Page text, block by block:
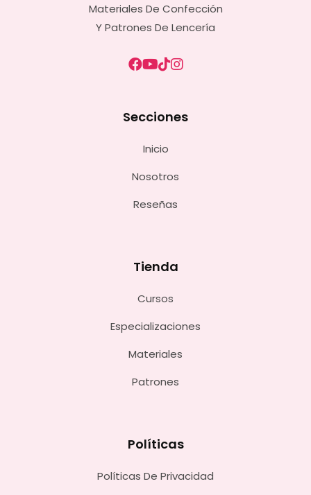
Materiales De Confección
Y Patrones De Lencería
Secciones
Inicio
Nosotros
Reseñas
Tienda
Cursos
Especializaciones
Materiales
Patrones
Políticas
Políticas De Privacidad